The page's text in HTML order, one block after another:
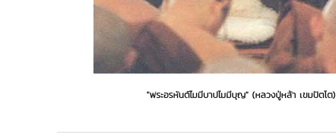
"พระอรหันต์ไมมีบาปไมมีบุญ" (หลวงปู่หล้า เขมปัตโต)